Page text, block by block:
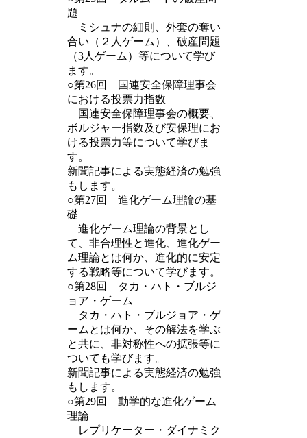
題
ミシュナの細則、外套の奪い
合い（２人ゲーム）、破産問題
（3人ゲーム）等について学び
ます。
○第26回 国連安全保障理事会
における投票力指数
国連安全保障理事会の概要、
ボルジャー指数及び安保理にお
ける投票力等について学びま
す。
新聞記事による実態経済の勉強
もします。
○第27回 進化ゲーム理論の基
礎
進化ゲーム理論の背景とし
て、非合理性と進化、進化ゲー
ム理論とは何か、進化的に安定
する戦略等について学びます。
○第28回 タカ・ハト・ブルジ
ョア・ゲーム
タカ・ハト・ブルジョア・ゲ
ームとは何か、その解法を学ぶ
と共に、非対称性への拡張等に
ついても学びます。
新聞記事による実態経済の勉強
もします。
○第29回 動学的な進化ゲーム
理論
レプリケーター・ダイナミク